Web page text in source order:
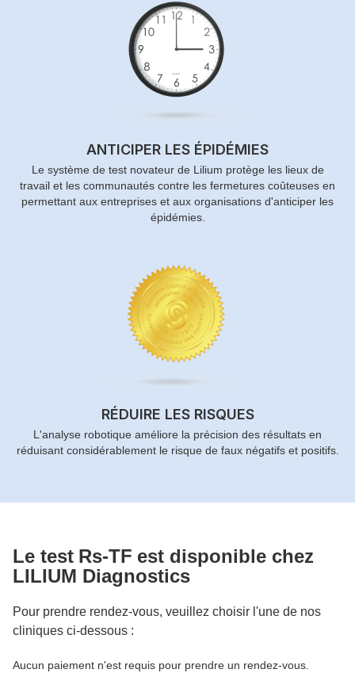
ANTICIPER LES ÉPIDÉMIES
Le système de test novateur de Lilium protège les lieux de
travail et les communautés contre les fermetures coûteuses en
permettant aux entreprises et aux organisations d'anticiper les
épidémies.
RÉDUIRE LES RISQUES
L'analyse robotique améliore la précision des résultats en
réduisant considérablement le risque de faux négatifs et positifs.
Le test Rs-TF est disponible chez
LILIUM Diagnostics
Pour prendre rendez-vous, veuillez choisir l'une de nos
cliniques ci-dessous :
Aucun paiement n'est requis pour prendre un rendez-vous.